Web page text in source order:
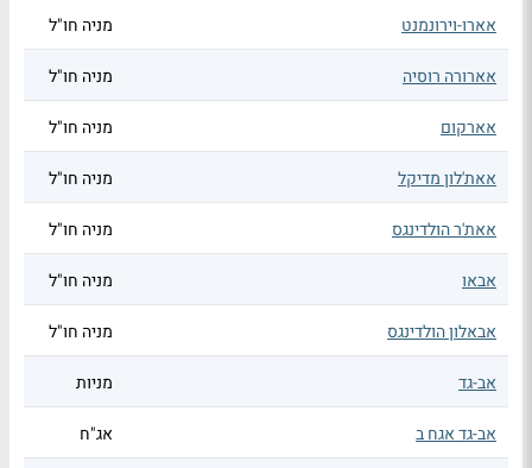
אארו-וירונמנט מניה חו"ל
אארורה רוסיה מניה חו"ל
אארקום מניה חו"ל
אאת'לון מדיקל מניה חו"ל
אאת'ר הולדינגס מניה חו"ל
אבאו מניה חו"ל
אבאלון הולדינגס מניה חו"ל
אב-גד מניות
אב-גד אגח ב אג"ח